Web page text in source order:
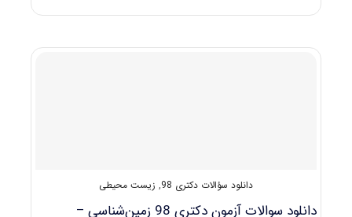
(راهنما
دانلود سؤالات دکتری 98 , زیست محیطی
دانلود سوالات آزمون دکتری 98 زمین‌شناسی –